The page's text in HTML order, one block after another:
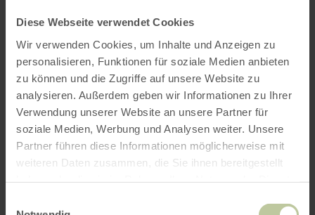
Diese Webseite verwendet Cookies
Wir verwenden Cookies, um Inhalte und Anzeigen zu
personalisieren, Funktionen für soziale Medien anbieten
zu können und die Zugriffe auf unsere Website zu
analysieren. Außerdem geben wir Informationen zu Ihrer
Verwendung unserer Website an unsere Partner für
soziale Medien, Werbung und Analysen weiter. Unsere
Partner führen diese Informationen möglicherweise mit
weiteren Daten zusammen, die Sie ihnen bereitgestellt
09:00 Uhr Adenau, Möbel Bell, 09:15 Uhr
Adenau, Markt Eine beeindruckende,
faszinierende Ausstellung über die Vielfalt der
bewaldeten Landschaften der Erde und ihre
rätselhaften Bewohner. Anschließend ist
nebenan noch Shopping im „Centro-
Oberhausen“ möglich. Teilnahmekosten für
Mitglieder ca. 40,00 €, für Nichtmitglieder ca.
45,00 €.